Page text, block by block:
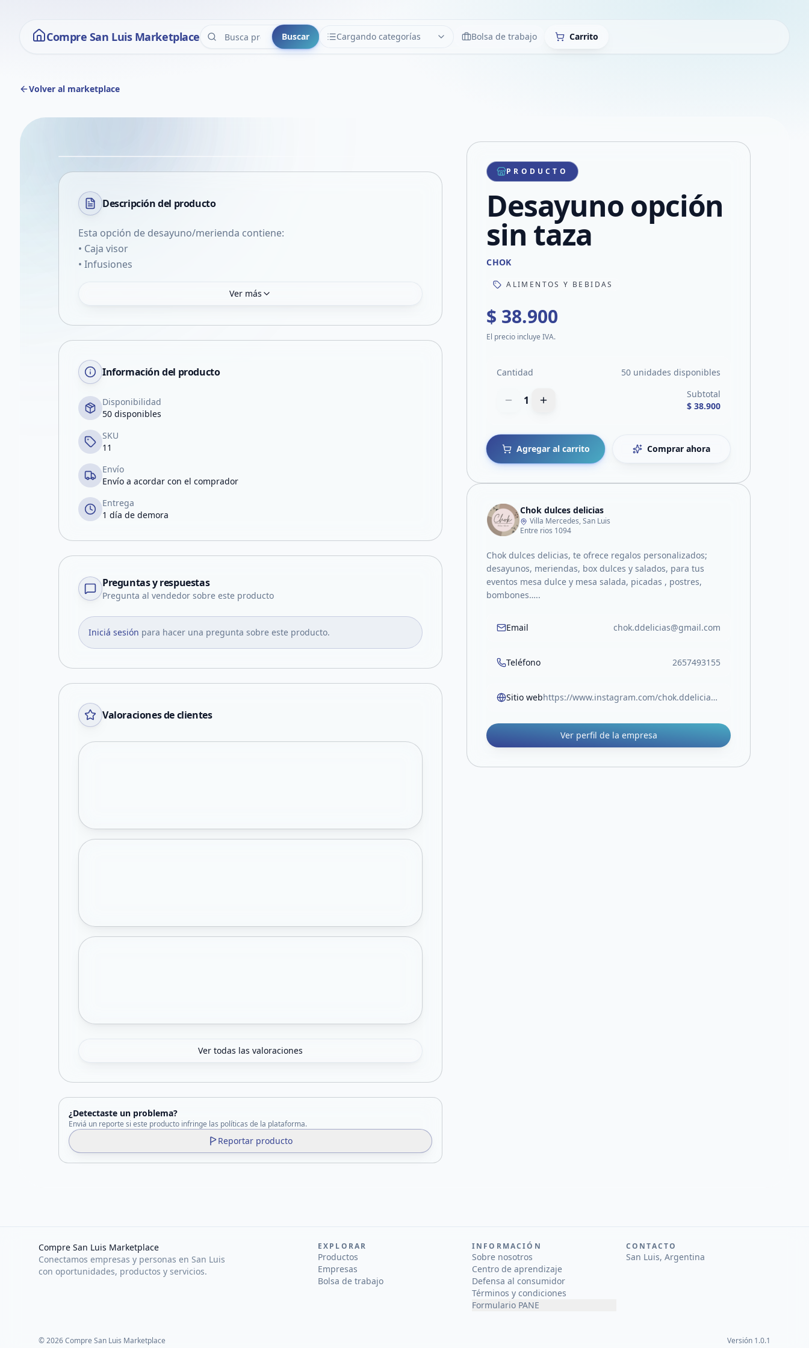
Compre San Luis Marketplace Buscar Cargando categorías
CATEGORÍAS LimpiarBolsa de trabajo Carrito
Volver al marketplace
VER EN PANTALLA COMPLETA
Compartir producto
Compartir por WhatsApp
Compartir por mail
Compartir en Facebook
Compartir en X
Descripción del producto
Esta opción de desayuno/merienda contiene:
• Caja visor
• Infusiones
Ver más
Información del producto
Disponibilidad
50 disponibles
SKU
11
Envío
Envío a acordar con el comprador
Entrega
1 día de demora
Preguntas y respuestas
Pregunta al vendedor sobre este producto
Iniciá sesión para hacer una pregunta sobre este producto.
Valoraciones de clientes
Ver todas las valoraciones
¿Detectaste un problema?
Enviá un reporte si este producto infringe las políticas de la plataforma.
Reportar producto
PRODUCTO
Desayuno opción
sin taza
CHOK
ALIMENTOS Y BEBIDAS
$ 38.900
El precio incluye IVA.
Cantidad 50 unidades disponibles
1
Subtotal
$ 38.900
Agregar al carrito Comprar ahora
Chok dulces delicias
Villa Mercedes, San Luis
Entre rios 1094
Chok dulces delicias, te ofrece regalos personalizados;
desayunos, meriendas, box dulces y salados, para tus
eventos mesa dulce y mesa salada, picadas , postres,
bombones…..
Email chok.ddelicias@gmail.com
Teléfono 2657493155
Sitio web https://www.instagram.com/chok.ddelicias?igsh=MTlia3l2NnZkdHdiMQ==
Ver perfil de la empresa
Compre San Luis Marketplace
Conectamos empresas y personas en San Luis
con oportunidades, productos y servicios.
EXPLORAR
Productos
Empresas
Bolsa de trabajo
INFORMACIÓN
Sobre nosotros
Centro de aprendizaje
Defensa al consumidor
Términos y condiciones
Formulario PANE
CONTACTO
San Luis, Argentina
©2026Compre San Luis Marketplace Versión 1.0.1